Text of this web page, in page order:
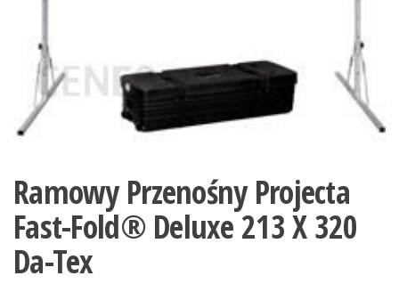
Ramowy Przenośny Projecta
Fast-Fold® Deluxe 213 X 320
Da-Tex